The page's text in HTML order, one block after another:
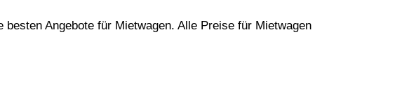
Angebote für Mietwagen. Alle Preise für Mietwagen